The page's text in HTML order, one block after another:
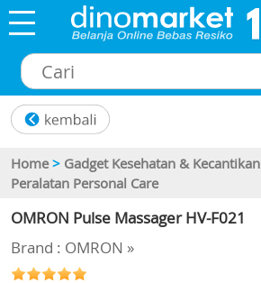
Home > Gadget Kesehatan & Kecantikan
Peralatan Personal Care
OMRON Pulse Massager HV-F021
Brand : OMRON »